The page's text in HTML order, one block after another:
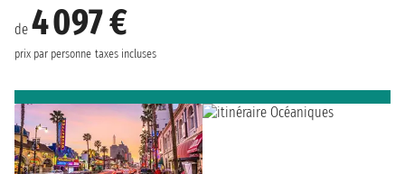
de 4 097 €
prix par personne taxes incluses